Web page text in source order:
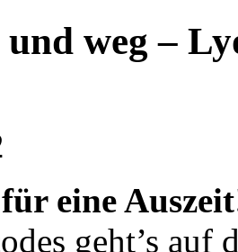
weg –
eine
geht’s auf